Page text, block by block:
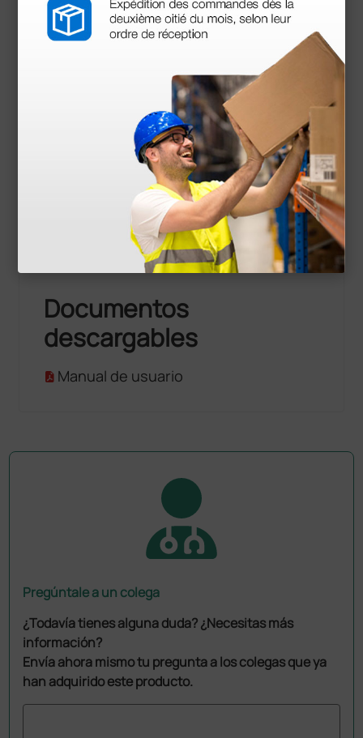
Información técnica
Referencia AMBU: 4540
Modos de uso: ECG de reposo
Tipología de gel: Líquido
Material: Espuma FOAM
Medidas (mm): 32 × 44
Forma: Rectangular
Vida útil* (meses): 24
Radiotransparente: SI
Tipo de conector: 4 mm
Documentos
descargables
Manual de usuario
Pregúntale a un colega
¿Todavía tienes alguna duda? ¿Necesitas más
información?
Envía ahora mismo tu pregunta a los colegas que ya
han adquirido este producto.